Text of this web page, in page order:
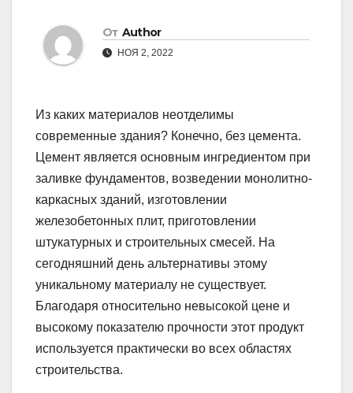
От Author
НОЯ 2, 2022
Из каких материалов неотделимы
современные здания? Конечно, без цемента.
Цемент является основным ингредиентом при
заливке фундаментов, возведении монолитно-
каркасных зданий, изготовлении
железобетонных плит, приготовлении
штукатурных и строительных смесей. На
сегодняшний день альтернативы этому
уникальному материалу не существует.
Благодаря относительно невысокой цене и
высокому показателю прочности этот продукт
используется практически во всех областях
строительства.